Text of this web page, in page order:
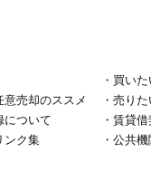
・ 買いた
売却のススメ ・ 売り
について ・ 賃貸借
ンク集 ・ 公共機